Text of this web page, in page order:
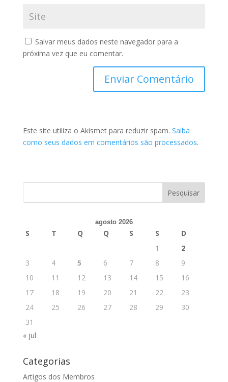
Salvar meus dados neste navegador para a
próxima vez que eu comentar.
Este site utiliza o Akismet para reduzir spam. Saiba
como seus dados em comentários são processados.
agosto 2026
S T Q Q S S
D
1
2
3
4 5 6 7 8
9
10
11 12 13 14 15
16
17
18 19 20 21 22
23
24
25 26 27 28 29
30
31
« jul
Categorias
Artigos dos Membros